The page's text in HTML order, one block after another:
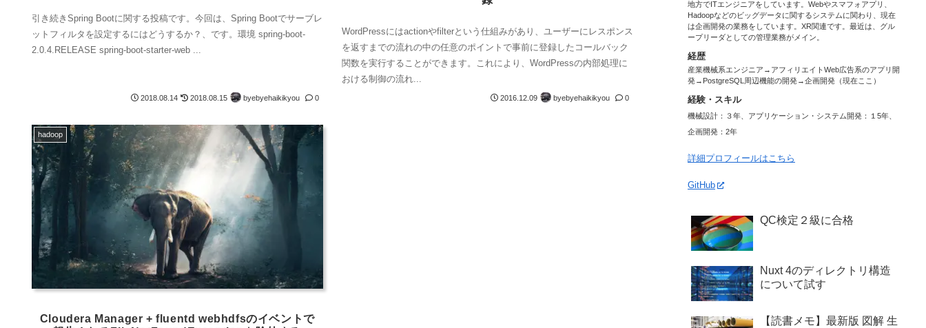
引き続きSpring Bootに関する投稿です。今回は、Spring Bootでサーブレ
ットフィルタを設定するにはどうするか？、です。環境 spring-boot-
2.0.4.RELEASE spring-boot-starter-web ...
2018.08.14 2018.08.15 byebyehaikikyou 0
WordPressにはactionやfilterという仕組みがあり、ユーザーにレスポンス
を返すまでの流れの中の任意のポイントで事前に登録したコールバック
関数を実行することができます。これにより、WordPressの内部処理に
おける制御の流れ...
2016.12.09 byebyehaikikyou 0
hadoop
Cloudera Manager + fluentd webhdfsのイベントで
地方でITエンジニアをしています。Webやスマフォアプリ、
Hadoopなどのビッグデータに関するシステムに関わり、現在
は企画開発の業務をしています。XR関連です。最近は、グル
ープリーダとしての管理業務がメイン。
経歴
産業機械系エンジニア→アフィリエイトWeb広告系のアプリ開
発→PostgreSQL周辺機能の開発→企画開発（現在ここ）
経験・スキル
機械設計：３年、アプリケーション・システム開発：１5年、
企画開発：2年
詳細プロフィールはこちら
GitHub
QC検定２級に合格
Nuxt 4のディレクトリ構造
について試す
【読書メモ】最新版 図解 生